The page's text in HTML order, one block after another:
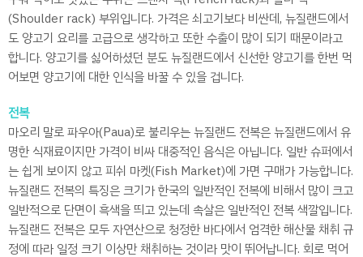
(Shoulder rack) 부위입니다. 가격은 쇠고기보다 비싼데, 뉴질랜드에서
도 양고기 요리를 고급으로 생각하고 또한 수출이 많이 되기 때문이라고
합니다. 양고기를 싫어하셨던 분도 뉴질랜드에서 신선한 양고기를 한번 먹
어보면 양고기에 대한 인식을 바꿀 수 있을 겁니다.
전복
마오리 말로 파우아(Paua)로 불리우는 뉴질랜드 전복은 뉴질랜드에서 유
명한 식재료이지만 가격이 비싸 대중적인 음식은 아닙니다. 일반 슈퍼에서
는 쉽게 보이지 않고 피쉬 마켓(Fish Market)에 가면 구매가 가능합니다.
뉴질랜드 전복의 특징은 크기가 한국의 일반적인 전복에 비해서 많이 크고
일반적으로 단면이 흑색을 띄고 있는데 속살은 일반적인 전복 색깔입니다.
뉴질랜드 전복은 모두 자연산으로 청정한 바다에서 엄격한 해산물 채취 규
정에 따라 일정 크기 이상만 채취하는 것이라 맛이 뛰어납니다. 회로 먹어